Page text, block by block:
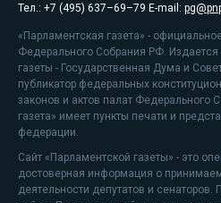
Тел.: +7 (495) 637–69–79 E-mail:
«Парламентская газета» -
Федерального Собрания РФ. Издается
газеты - Государственная Дума и
публикатор федеральных
законов и актов палат Федерального
газета» имеет пункты печати и
федерации.
Сайт «Парламентской газеты» - это
достоверная информация о
деятельности депутатов и